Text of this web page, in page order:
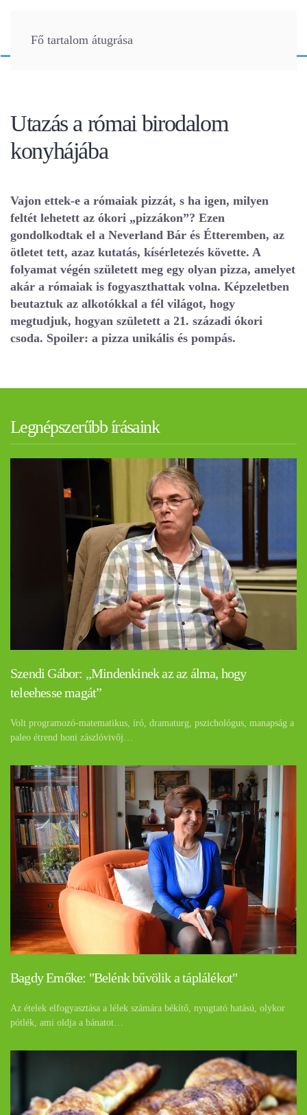
Fő tartalom átugrása
Utazás a római birodalom
konyhájába
Vajon ettek-e a rómaiak pizzát, s ha igen, milyen
feltét lehetett az ókori „pizzákon”? Ezen
gondolkodtak el a Neverland Bár és Étteremben, az
ötletet tett, azaz kutatás, kísérletezés követte. A
folyamat végén született meg egy olyan pizza, amelyet
akár a rómaiak is fogyaszthattak volna. Képzeletben
beutaztuk az alkotókkal a fél világot, hogy
megtudjuk, hogyan született a 21. századi ókori
csoda. Spoiler: a pizza unikális és pompás.
Legnépszerűbb írásaink
Szendi Gábor: „Mindenkinek az az álma, hogy
teleehesse magát”
Volt programozó-matematikus, író, dramaturg, pszichológus, manapság a
paleo étrend honi zászlóvivőj…
Bagdy Emőke: "Belénk bűvölik a táplálékot"
Az ételek elfogyasztása a lélek számára békítő, nyugtató hatású, olykor
pótlék, ami oldja a bánatot…